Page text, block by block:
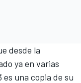
desde la
ya en varias
es una copia de su